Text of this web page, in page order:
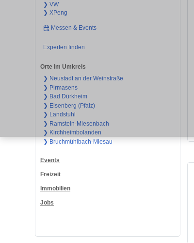
❯ VW
❯ XPeng
Messen & Events
Experten finden
Orte im Umkreis
❯ Neustadt an der Weinstraße
❯ Pirmasens
❯ Bad Dürkheim
❯ Eisenberg (Pfalz)
❯ Landstuhl
❯ Ramstein-Miesenbach
❯ Kirchheimbolanden
❯ Bruchmühlbach-Miesau
Events
Freizeit
Immobilien
Jobs